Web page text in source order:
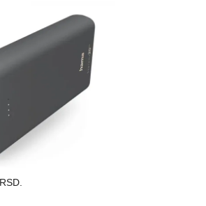
RSD.